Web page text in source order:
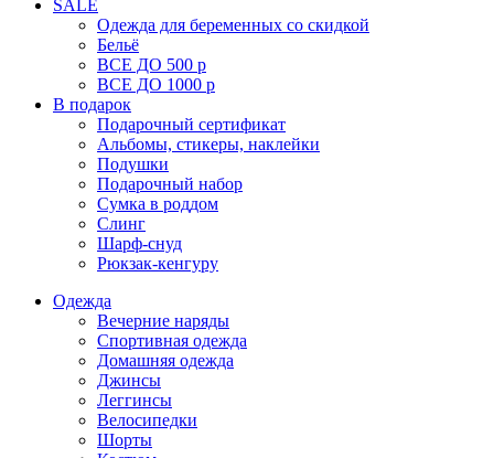
SALE
Одежда для беременных со скидкой
Бельё
ВСЕ ДО 500 р
ВСЕ ДО 1000 р
В подарок
Подарочный сертификат
Альбомы, стикеры, наклейки
Подушки
Подарочный набор
Сумка в роддом
Слинг
Шарф-снуд
Рюкзак-кенгуру
Одежда
Вечерние наряды
Спортивная одежда
Домашняя одежда
Джинсы
Леггинсы
Велосипедки
Шорты